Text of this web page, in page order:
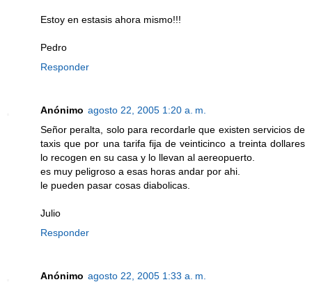
Estoy en estasis ahora mismo!!!
Pedro
Responder
Anónimo agosto 22, 2005 1:20 a. m.
Señor peralta, solo para recordarle que existen servicios de
taxis que por una tarifa fija de veinticinco a treinta dollares
lo recogen en su casa y lo llevan al aereopuerto.
es muy peligroso a esas horas andar por ahi.
le pueden pasar cosas diabolicas.
Julio
Responder
Anónimo agosto 22, 2005 1:33 a. m.